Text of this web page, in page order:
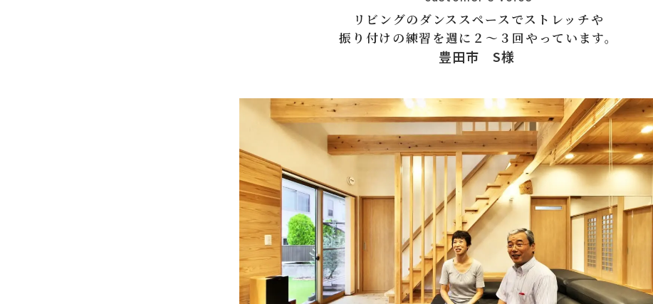
リビングのダンススペースでストレッチや
振り付けの練習を週に２～３回やっています。
豊田市 S様